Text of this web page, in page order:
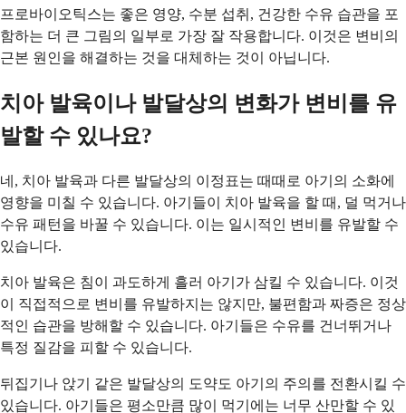
프로바이오틱스는 좋은 영양, 수분 섭취, 건강한 수유 습관을 포
함하는 더 큰 그림의 일부로 가장 잘 작용합니다. 이것은 변비의
근본 원인을 해결하는 것을 대체하는 것이 아닙니다.
치아 발육이나 발달상의 변화가 변비를 유
발할 수 있나요?
네, 치아 발육과 다른 발달상의 이정표는 때때로 아기의 소화에
영향을 미칠 수 있습니다. 아기들이 치아 발육을 할 때, 덜 먹거나
수유 패턴을 바꿀 수 있습니다. 이는 일시적인 변비를 유발할 수
있습니다.
치아 발육은 침이 과도하게 흘러 아기가 삼킬 수 있습니다. 이것
이 직접적으로 변비를 유발하지는 않지만, 불편함과 짜증은 정상
적인 습관을 방해할 수 있습니다. 아기들은 수유를 건너뛰거나
특정 질감을 피할 수 있습니다.
뒤집기나 앉기 같은 발달상의 도약도 아기의 주의를 전환시킬 수
있습니다. 아기들은 평소만큼 많이 먹기에는 너무 산만할 수 있